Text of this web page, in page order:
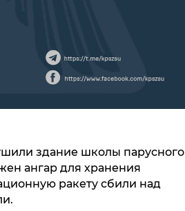
здание школы парусного
ангар для хранения
ракету сбили над